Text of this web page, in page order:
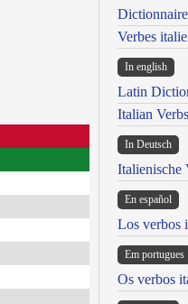
Verbes
In english
Latin
Italian Verbs
In Deutsch
Italienische
En español
Los verbos
Em portugues
Os verbos